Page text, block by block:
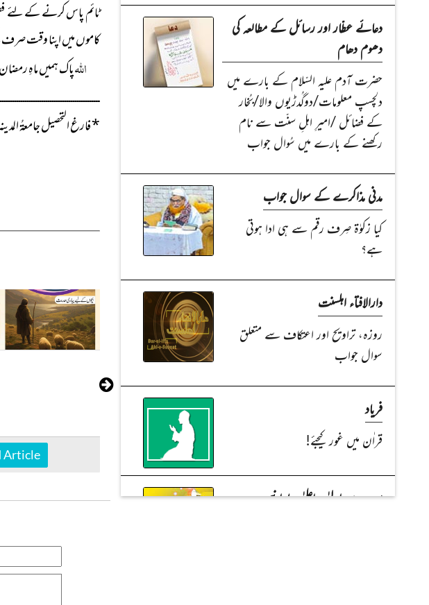
ٹائم پاس کرنے کے لئے
کاموں میں اپنا وقت صرف
اللہپاکہمیں ماہِ
*فارغ التحصیل جامعۃُ
Article Read Article
دعائے عطّار اور رسائل کے مطالعہ کی
دھوم دھام
حضرت آدم علیہ السّلام کے بارے میں
دلچسپ معلومات/دوگُدڑیوں والا/بُخار
کے فضائل /امیرِ اہلِ سنّت سے نام
رکھنے کے بارے میں سُوال جواب
مدنی مذاکرے کے سوال جواب
کیا زکوٰۃ صِرف رقم سے ہی ادا ہوتی
ہے؟
دارالافتاء اہلسنت
روزہ، تراویح اور اعتکاف سے متعلق
سوال جواب
فریاد
قراٰن میں غور کیجئے!
سب سے اولیٰ و اعلیٰ ہمارا نبی